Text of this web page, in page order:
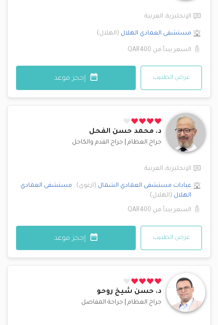
الإنجليزية, العربية
مستشفى العمادي الهلال (الهلال)
السعر يبدأ من QAR400
عرض الطبيب إحجز موعد
د. محمد حسن الفحل
جراح العظام جراح القدم والكاحل
الإنجليزية, العربية
عيادات مستشفى العمادي الشمال (ازغوى)
, مستشفى العمادي
الهلال (الهلال)
السعر يبدأ من QAR400
عرض الطبيب إحجز موعد
د. حسن شيخ روحو
جراح العظام جراحة المفاصل